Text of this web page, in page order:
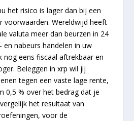
het risico is lager dan bij een
voorwaarden. Wereldwijd heeft
valuta meer dan beurzen in 24
en nabeurs handelen in uw
nog eens fiscaal aftrekbaar en
Beleggen in xrp wil jij
tegen een vaste lage rente,
0,5 % over het bedrag dat je
het resultaat van
voor de